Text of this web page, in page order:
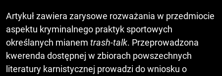
Artykuł zawiera zarysowe rozważania w przedmiocie
aspektu kryminalnego praktyk sportowych
określanych mianem trash-talk. Przeprowadzona
kwerenda dostępnej w zbiorach powszechnych
literatury karnistycznej prowadzi do wniosku o